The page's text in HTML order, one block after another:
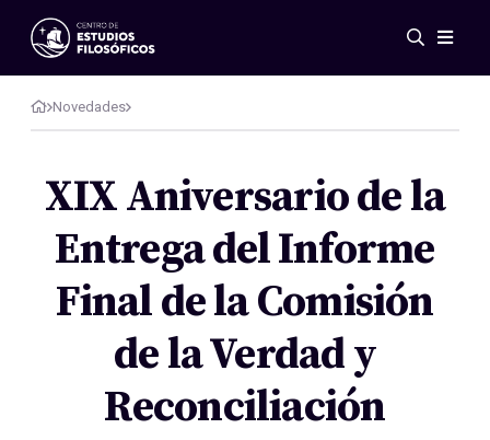
Eventos
Novedades
Investigación
Publicaciones
Galería
Acerca de nosotros
Reglamento
Novedades
XIX Aniversario de la
Entrega del Informe
Final de la Comisión
de la Verdad y
Reconciliación